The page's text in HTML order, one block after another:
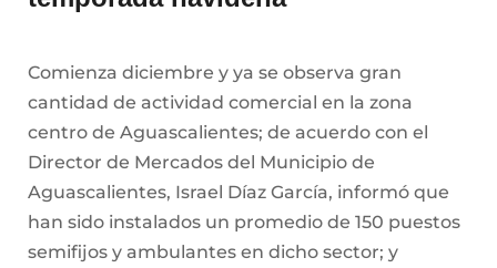
Comienza diciembre y ya se observa gran
cantidad de actividad comercial en la zona
centro de Aguascalientes; de acuerdo con el
Director de Mercados del Municipio de
Aguascalientes, Israel Díaz García, informó que
han sido instalados un promedio de 150 puestos
semifijos y ambulantes en dicho sector; y